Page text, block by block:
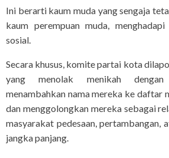
Ini berarti kaum muda yang sengaja
kaum perempuan muda,
sosial.
Secara khusus, komite partai kota
yang menolak menikah dengan
menambahkan nama mereka ke daftar
dan menggolongkan mereka sebagai
masyarakat pedesaan, pertambangan,
jangka panjang.